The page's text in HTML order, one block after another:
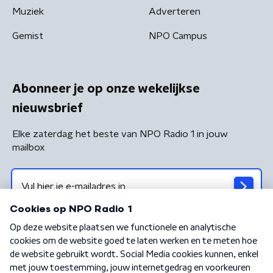
Muziek
Gemist
Adverteren
NPO Campus
Abonneer je op onze wekelijkse
nieuwsbrief
Elke zaterdag het beste van NPO Radio 1 in jouw
mailbox
Algemene voorwaarden